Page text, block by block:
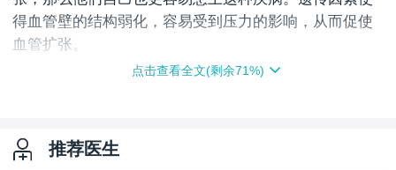
得血管壁的结构弱化，容易受到压力的影响，从而促使
血管扩张。
其次，长期站立或久坐也是引发小腿静脉曲张的常
流动，使得血液在静脉内积聚，从而导致静脉扩张。
点击查看全文(剩余71%)
推荐医生